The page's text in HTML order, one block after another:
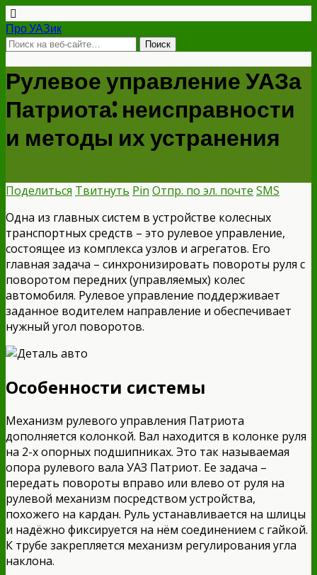
Про УАЗик
Рулевое управление УАЗа
Патриота: неисправности
и методы их устранения
Поделиться Твитнуть Pin Отпр. по эл. почте SMS
Одна из главных систем в устройстве колесных
транспортных средств – это рулевое управление,
состоящее из комплекса узлов и агрегатов. Его
главная задача – синхронизировать повороты руля с
поворотом передних (управляемых) колес
автомобиля. Рулевое управление поддерживает
заданное водителем направление и обеспечивает
нужный угол поворотов.
Особенности системы
Механизм рулевого управления Патриота
дополняется колонкой. Вал находится в колонке руля
на 2-х опорных подшипниках. Это так называемая
опора рулевого вала УАЗ Патриот. Ее задача –
передать повороты вправо или влево от руля на
рулевой механизм посредством устройства,
похожего на кардан. Руль устанавливается на шлицы
и надёжно фиксируется на нём соединением с гайкой.
К трубе закрепляется механизм регулирования угла
наклона.